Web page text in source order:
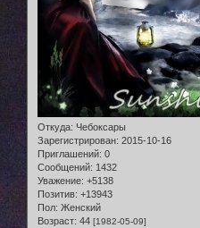
Откуда: Чебоксары
Зарегистрирован: 2015-10-16
Приглашений: 0
Сообщений: 1432
Уважение: +5138
Позитив: +13943
Пол: Женский
Возраст: 44 [1982-05-09]